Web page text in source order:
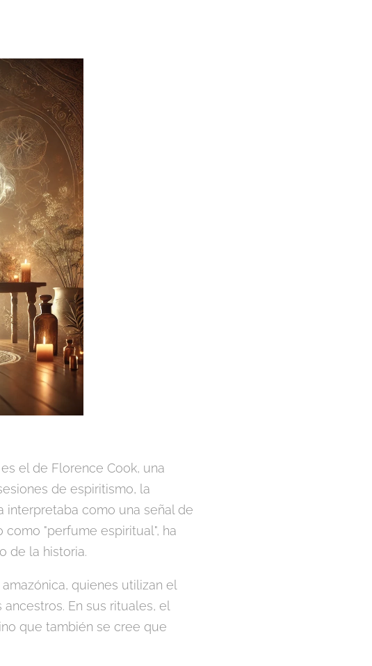
el de Florence Cook, una
de espiritismo, la
interpretaba como una señal de
"perfume espiritual", ha
de la historia.
quienes utilizan el
En sus rituales, el
que también se cree que